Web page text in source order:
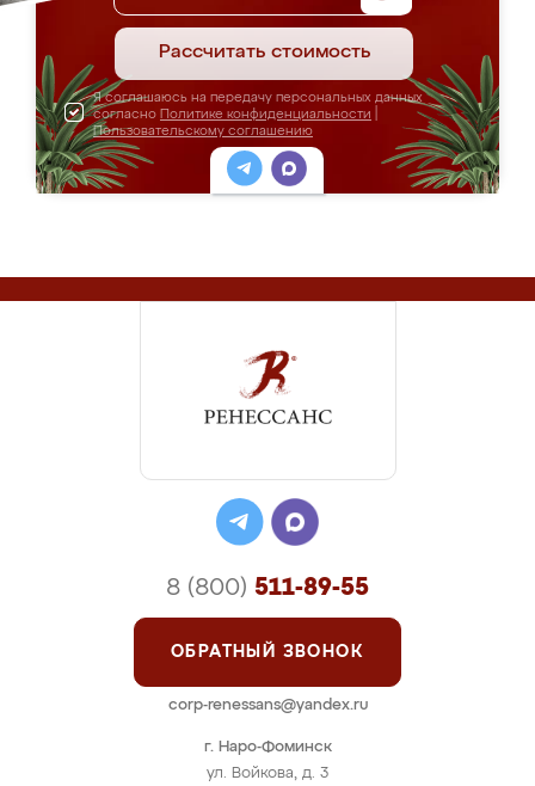
Рассчитать стоимость
Я соглашаюсь на передачу персональных данных
согласно Политике конфиденциальности
Пользовательскому соглашению
г. Наро-Фоминск
ул. Войкова, д. 3
8 (800) 511-89-55
ОБРАТНЫЙ ЗВОНОК
corp-renessans@yandex.ru